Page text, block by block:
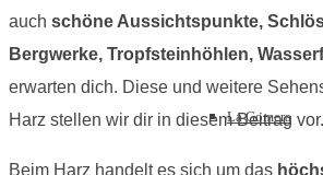
La Gomera
auch schöne Aussichtspunkte,
Bergwerke, Tropfsteinhöhlen,
erwarten dich. Diese und weitere
Harz stellen wir dir in diesem Beitrag vor.
Beim Harz handelt es sich um das